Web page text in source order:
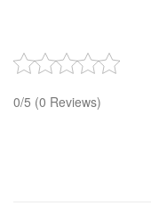
0/5 (0 Reviews)